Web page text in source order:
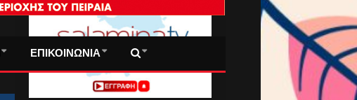
ΕΠΙΚΟΙΝΩΝΙΑ